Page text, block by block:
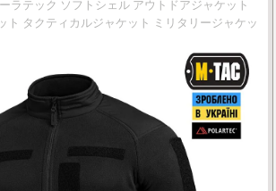
ラテック ソフトシェル アウトドアジャケット
ト タクティカルジャケット ミリタリージャケッ